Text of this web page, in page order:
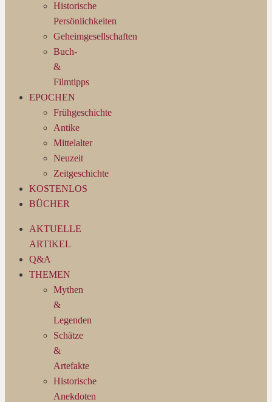
Historische
Persönlichkeiten
Geheimgesellschaften
Buch-
&
Filmtipps
EPOCHEN
Frühgeschichte
Antike
Mittelalter
Neuzeit
Zeitgeschichte
KOSTENLOS
BÜCHER
AKTUELLE
ARTIKEL
Q&A
THEMEN
Mythen
&
Legenden
Schätze
&
Artefakte
Historische
Anekdoten